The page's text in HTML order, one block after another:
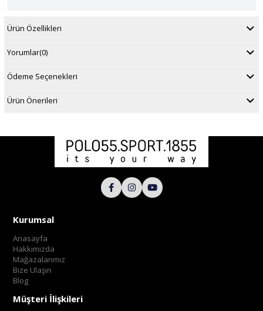
Ürün Özellikleri
Yorumlar(0)
Ödeme Seçenekleri
Ürün Önerileri
Kurumsal
Anasayfa
Hakkımızda
Mağazalarımız
Bize Ulaşın
Blog
Müşteri İlişkileri